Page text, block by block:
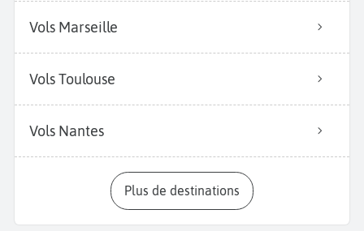
Vols Marseille
Vols Toulouse
Vols Nantes
Plus de destinations